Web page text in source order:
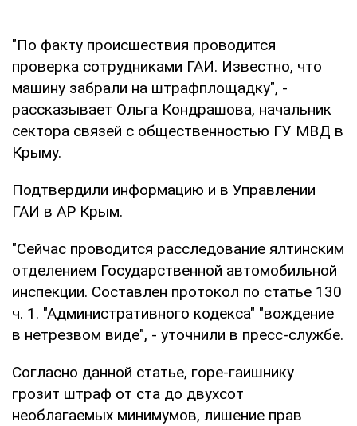
"По факту происшествия проводится
проверка сотрудниками ГАИ. Известно, что
машину забрали на штрафплощадку", -
рассказывает Ольга Кондрашова, начальник
сектора связей с общественностью ГУ МВД в
Крыму.
Подтвердили информацию и в Управлении
ГАИ в АР Крым.
"Сейчас проводится расследование ялтинским
отделением Государственной автомобильной
инспекции. Составлен протокол по статье 130
ч. 1. "Административного кодекса" "вождение
в нетрезвом виде", - уточнили в пресс-службе.
Согласно данной статье, горе-гаишнику
грозит штраф от ста до двухсот
необлагаемых минимумов, лишение прав